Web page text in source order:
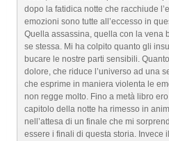
dopo la fatidica notte che racchiude
emozioni sono tutte all’eccesso in
Quella assassina, quella con la vena
se stessa. Mi ha colpito quanto gli
bucare le nostre parti sensibili.
dolore, che riduce l’universo ad una
che esprime in maniera violenta le
non regge molto. Fino a metà libro
capitolo della notte ha rimesso in
nell’attesa di un finale che mi
essere i finali di questa storia. Invece